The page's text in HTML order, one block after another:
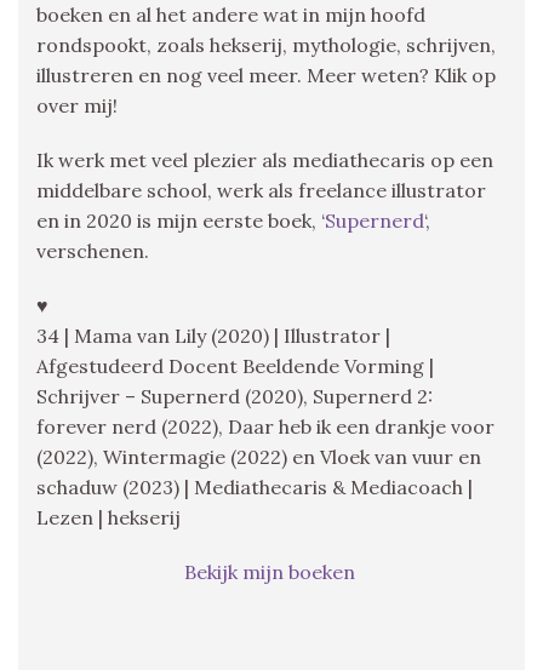
boeken en al het andere wat in mijn hoofd
rondspookt, zoals hekserij, mythologie, schrijven,
illustreren en nog veel meer. Meer weten? Klik op
over mij!
Ik werk met veel plezier als mediathecaris op een
middelbare school, werk als freelance illustrator
en in 2020 is mijn eerste boek, ‘Supernerd‘,
verschenen.
♥
34 | Mama van Lily (2020) | Illustrator |
Afgestudeerd Docent Beeldende Vorming |
Schrijver – Supernerd (2020), Supernerd 2:
forever nerd (2022), Daar heb ik een drankje voor
(2022), Wintermagie (2022) en Vloek van vuur en
schaduw (2023) | Mediathecaris & Mediacoach |
Lezen | hekserij
Bekijk mijn boeken